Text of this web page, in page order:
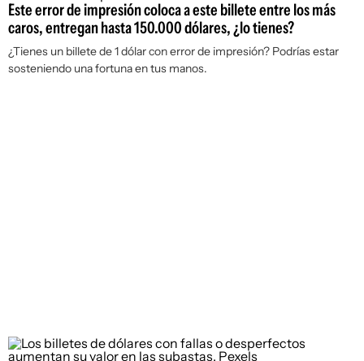
Este error de impresión coloca a este billete entre los más
caros, entregan hasta 150.000 dólares, ¿lo tienes?
¿Tienes un billete de 1 dólar con error de impresión? Podrías estar
sosteniendo una fortuna en tus manos.